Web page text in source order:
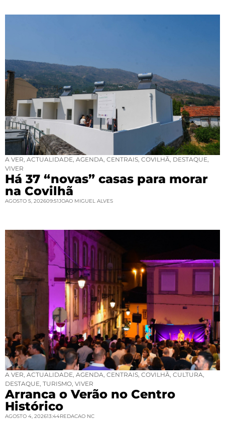
A VER ACTUALIDADE AGENDA CENTRAIS COVILHÃ DESTAQUE
VIVER
Há 37 “novas” casas para morar
na Covilhã
AGOSTO 5, 202609:51JOAO MIGUEL ALVES
A VER ACTUALIDADE AGENDA CENTRAIS COVILHÃ CULTURA
DESTAQUE TURISMO VIVER
Arranca o Verão no Centro
Histórico
AGOSTO 4, 202613:44REDACAO NC